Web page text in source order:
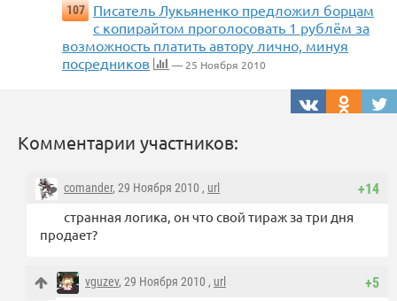
107
Писатель Лукьяненко предложил борцам
с копирайтом проголосовать 1 рублём за
возможность платить автору лично, минуя
посредников
— 25 Ноября 2010
Комментарии участников:
+14
comander, 29 Ноября 2010 , url
странная логика, он что свой тираж за три дня
продает?
+5
vguzev, 29 Ноября 2010 , url